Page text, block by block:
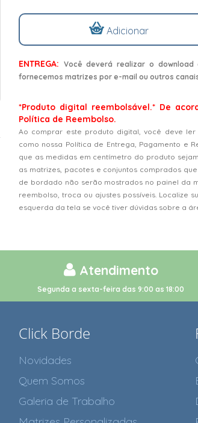
Adicionar
ENTREGA: Você deverá realizar o
fornecemos matrizes por e-mail ou outros
*Produto digital reembolsável.* De
Política de Reembolso.
Ao comprar este produto digital, você deve ler
como nossa Política de Entrega, Pagamento e
que as medidas em centímetro do produto
as matrizes, pacotes e conjuntos comprados
de bordado não serão mostrados no painel da
reembolso, troca ou ajustes possíveis. Localize
esquerda da tela se você tiver dúvidas sobre a
Atendimento
Segunda a sexta-feira das 9:00 as 18:00
Click Borde
Novidades
Quem Somos
Galeria de Trabalho